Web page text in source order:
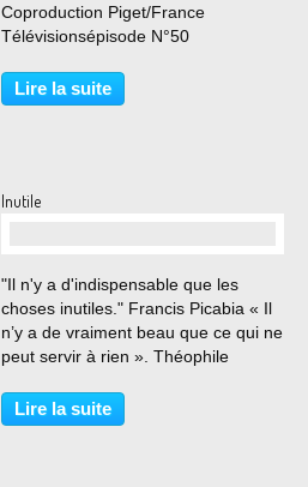
Coproduction Piget/France
Télévisionsépisode N°50
Lire la suite
Inutile
"Il n'y a d'indispensable que les
choses inutiles." Francis Picabia « Il
n’y a de vraiment beau que ce qui ne
peut servir à rien ». Théophile
Ars en Ré, sur une des étagères de
ce qui avait été l'atelier de vitrerie,...
Lire la suite